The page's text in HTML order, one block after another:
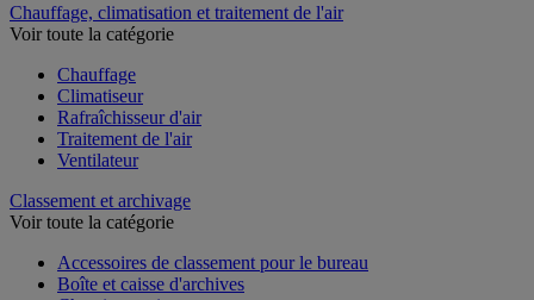
Chauffage, climatisation et traitement de l'air
Voir toute la catégorie
Chauffage
Climatiseur
Rafraîchisseur d'air
Traitement de l'air
Ventilateur
Classement et archivage
Voir toute la catégorie
Accessoires de classement pour le bureau
Boîte et caisse d'archives